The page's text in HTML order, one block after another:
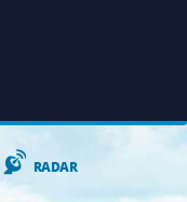
RADAR